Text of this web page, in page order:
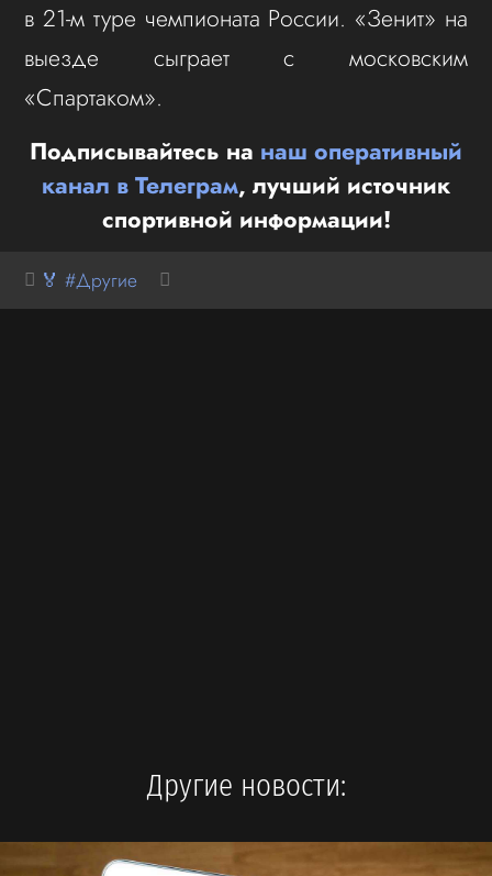
в 21-м туре чемпионата России. «Зенит» на
выезде сыграет с московским
«Спартаком».
Подписывайтесь на наш оперативный
канал в Телеграм, лучший источник
спортивной информации!
🏅 #Другие
Другие новости: